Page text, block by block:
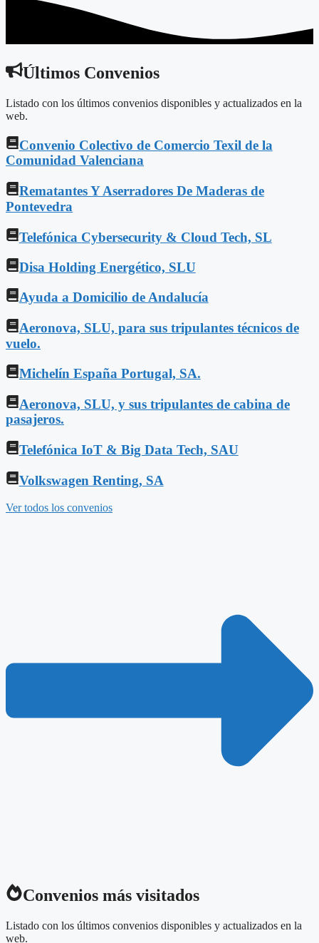
Últimos Convenios
Listado con los últimos convenios disponibles y actualizados en la
web.
Convenio Colectivo de Comercio Texil de la
Comunidad Valenciana
Rematantes Y Aserradores De Maderas de
Pontevedra
Telefónica Cybersecurity & Cloud Tech, SL
Disa Holding Energético, SLU
Ayuda a Domicilio de Andalucía
Aeronova, SLU, para sus tripulantes técnicos de
vuelo.
Michelín España Portugal, SA.
Aeronova, SLU, y sus tripulantes de cabina de
pasajeros.
Telefónica IoT & Big Data Tech, SAU
Volkswagen Renting, SA
Ver todos los convenios
Convenios más visitados
Listado con los últimos convenios disponibles y actualizados en la
web.